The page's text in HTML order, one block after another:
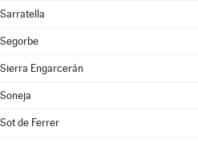
Sarratella
Segorbe
Sierra Engarcerán
Soneja
Sot de Ferrer